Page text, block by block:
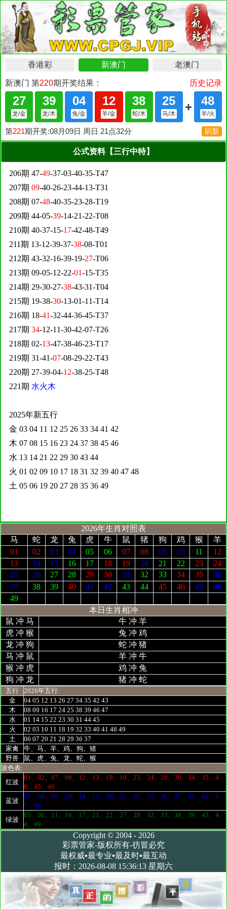
公式资料【三行中特】
206期 47-49-37-03-40-35-T47
207期 09-40-26-23-44-13-T31
208期 07-48-40-35-23-28-T19
209期 44-05-39-14-21-22-T08
210期 40-37-15-17-42-48-T49
211期 13-12-39-37-38-08-T01
212期 43-32-16-39-19-27-T06
213期 09-05-12-22-01-15-T35
214期 29-30-27-38-43-31-T04
215期 19-38-30-13-01-11-T14
216期 18-41-32-44-36-45-T37
217期 34-12-11-30-42-07-T26
218期 02-13-47-38-46-23-T17
219期 31-41-07-08-29-22-T43
220期 27-39-04-12-38-25-T48
221期 水火木
2025年新五行
金 03 04 11 12 25 26 33 34 41 42
木 07 08 15 16 23 24 37 38 45 46
水 13 14 21 22 29 30 43 44
火 01 02 09 10 17 18 31 32 39 40 47 48
土 05 06 19 20 27 28 35 36 49
2026年生肖对照表
马
蛇 龙 兔 虎 牛 鼠 猪 狗 鸡 猴
羊
01
02 03 04 05 06 07 08 09 10 11
12
13
14 15 16 17 18 19 20 21 22 23
24
25
26 27 28 29 30 31 32 33 34 35
36
37
38 39 40 41 42 43 44 45 46 47
48
49
本日生肖相冲
鼠 冲 马
牛 冲 羊
虎 冲 猴
兔 冲 鸡
龙 冲 狗
蛇 冲 猪
马 冲 鼠
羊 冲 牛
猴 冲 虎
鸡 冲 兔
狗 冲 龙
猪 冲 蛇
五行
2026年五行:
金
04 05 12 13 26 27 34 35 42 43
木
08 09 16 17 24 25 38 39 46 47
水
01 14 15 22 23 30 31 44 45
火
02 03 10 11 18 19 32 33 40 41 48 49
土
06 07 20 21 28 29 36 37
家禽
牛、马、羊、鸡、狗、猪
野兽
鼠、虎、兔、龙、蛇、猴
波色表:
红波
01、02、07、08、12、13、18、19、23、24、29、30、34、35、4
0、45、46
蓝波
03、04、09、10、14、15、20、25、26、31、36、37、41、42、4
7、48
绿波
05、06、11、16、17、21、22、27、28、32、33、38、39、43、4
4、49
Copyright © 2004 - 2026
彩票管家-版权所有-彷冒必究
最权威▪最专业▪最及时▪最互动
报时：2026-08-08 15:36:13 星期六